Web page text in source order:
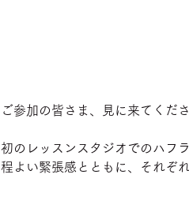
ご参加の皆さま、見に来てく
初のレッスンスタジオでのハフラ
程よい緊張感とともに、それぞ